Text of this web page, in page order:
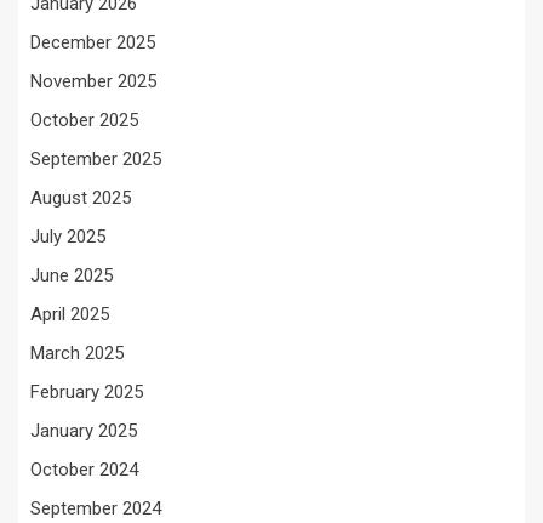
December 2025
November 2025
October 2025
September 2025
August 2025
July 2025
June 2025
April 2025
March 2025
February 2025
January 2025
October 2024
September 2024